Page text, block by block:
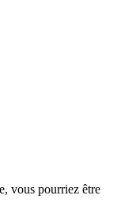
vous pourriez être